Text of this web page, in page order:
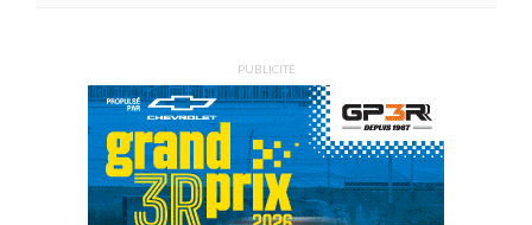
PUBLICITÉ